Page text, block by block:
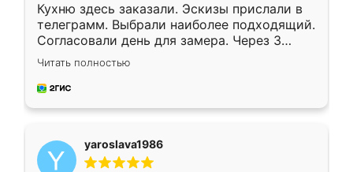
Кухню здесь заказали. Эскизы прислали в
телеграмм. Выбрали наиболее подходящий.
Согласовали день для замера. Через 3
недели кухня была уже готова. Остались
довольны работой. Спасибо Ренессанс
мебель за качественную работу!
Читать полностью
yaroslava1986